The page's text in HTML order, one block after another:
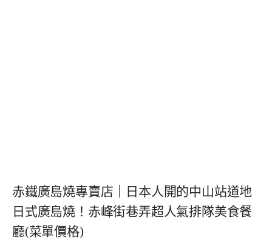
赤鐵廣島燒專賣店｜日本人開的中山站道地
日式廣島燒！赤峰街巷弄超人氣排隊美食餐
廳(菜單價格)